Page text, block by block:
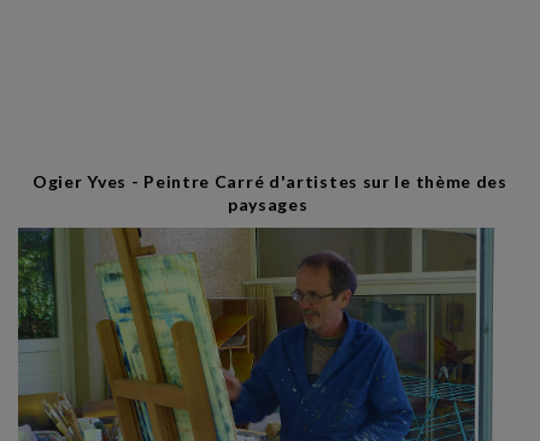
Ogier Yves - Peintre Carré d'artistes sur le thème des
paysages